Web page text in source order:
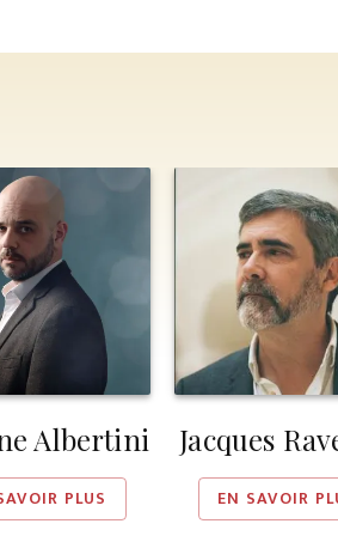
Albertini
PLUS
Jacques
EN SAVOIR